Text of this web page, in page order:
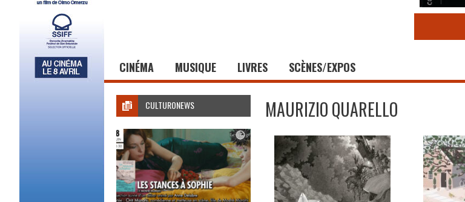
CINÉMA MUSIQUE LIVRES SCÈNES/EXPOS
MAURIZIO QUARELLO
CULTURONEWS